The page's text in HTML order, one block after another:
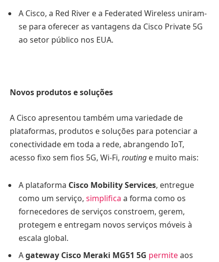
A Cisco, a Red River e a Federated Wireless uniram-
se para oferecer as vantagens da Cisco Private 5G
ao setor público nos EUA.
Novos produtos e soluções
A Cisco apresentou também uma variedade de
plataformas, produtos e soluções para potenciar a
conectividade em toda a rede, abrangendo IoT,
acesso fixo sem fios 5G, Wi-Fi, routing e muito mais:
A plataforma Cisco Mobility Services, entregue
como um serviço, simplifica a forma como os
fornecedores de serviços constroem, gerem,
protegem e entregam novos serviços móveis à
escala global.
Agateway Cisco Meraki MG51 5G permiteaos